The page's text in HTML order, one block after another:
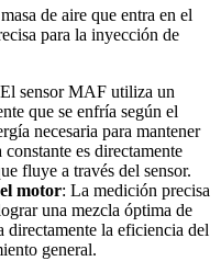
de aire que entra en el
para la inyección de
sensor MAF utiliza un
que se enfría según el
necesaria para mantener
es directamente
fluye a través del sensor.
motor: La medición precisa
una mezcla óptima de
directamente la eficiencia del
general.